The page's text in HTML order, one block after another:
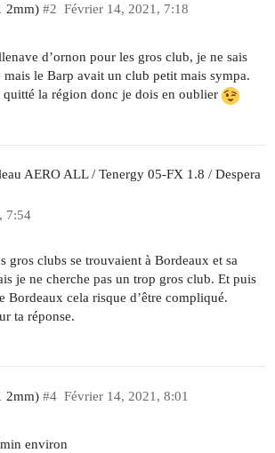
2mm) Février 14, 2021, 7:18
#2
d’ornon pour les gros club, je ne sais
mais le Barp avait un club petit mais sympa.
quitté la région donc je dois en oublier
AERO ALL / Tenergy 05-FX 1.8 / Despera
7:54
gros clubs se trouvaient à Bordeaux et sa
je ne cherche pas un trop gros club. Et puis
Bordeaux cela risque d’être compliqué.
ta réponse.
2mm) Février 14, 2021, 8:01
#4
environ